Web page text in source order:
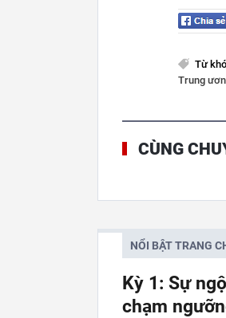
Từ
Trung
CÙNG
NỔI BẬT TRANG
Kỳ 1: Sự
chạm